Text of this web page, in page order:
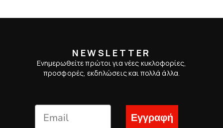
NEWSLETTER
Ενημερωθείτε πρώτοι για νέες κυκλοφορίες,
προσφορές, εκδηλώσεις και πολλά άλλα.
Εγγραφή